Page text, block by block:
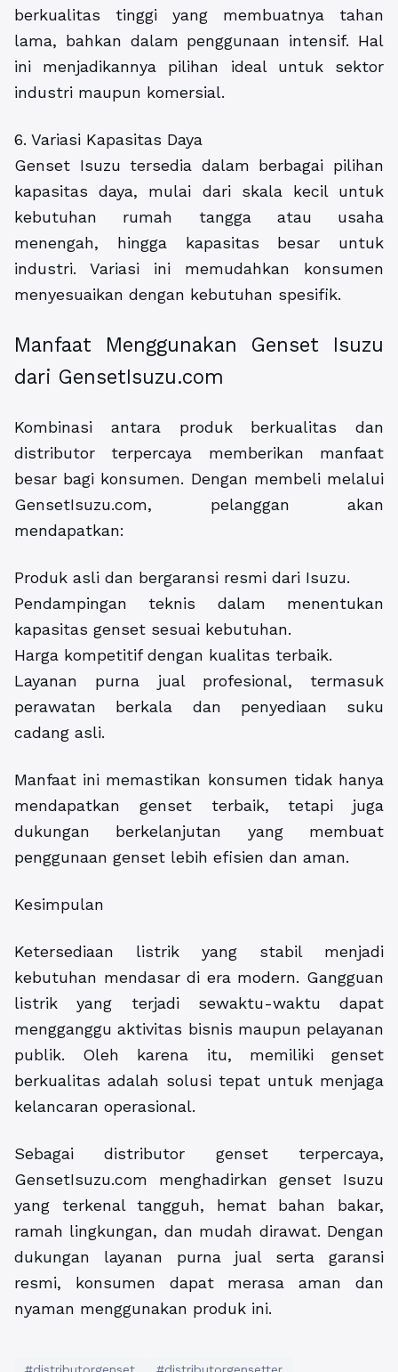
berkualitas tinggi yang membuatnya tahan
lama, bahkan dalam penggunaan intensif. Hal
ini menjadikannya pilihan ideal untuk sektor
industri maupun komersial.
6. Variasi Kapasitas Daya
Genset Isuzu tersedia dalam berbagai pilihan
kapasitas daya, mulai dari skala kecil untuk
kebutuhan rumah tangga atau usaha
menengah, hingga kapasitas besar untuk
industri. Variasi ini memudahkan konsumen
menyesuaikan dengan kebutuhan spesifik.
Manfaat Menggunakan Genset Isuzu
dari GensetIsuzu.com
Kombinasi antara produk berkualitas dan
distributor terpercaya memberikan manfaat
besar bagi konsumen. Dengan membeli melalui
GensetIsuzu.com, pelanggan akan
mendapatkan:
Produk asli dan bergaransi resmi dari Isuzu.
Pendampingan teknis dalam menentukan
kapasitas genset sesuai kebutuhan.
Harga kompetitif dengan kualitas terbaik.
Layanan purna jual profesional, termasuk
perawatan berkala dan penyediaan suku
cadang asli.
Manfaat ini memastikan konsumen tidak hanya
mendapatkan genset terbaik, tetapi juga
dukungan berkelanjutan yang membuat
penggunaan genset lebih efisien dan aman.
Kesimpulan
Ketersediaan listrik yang stabil menjadi
kebutuhan mendasar di era modern. Gangguan
listrik yang terjadi sewaktu-waktu dapat
mengganggu aktivitas bisnis maupun pelayanan
publik. Oleh karena itu, memiliki genset
berkualitas adalah solusi tepat untuk menjaga
kelancaran operasional.
Sebagai distributor genset terpercaya,
GensetIsuzu.com menghadirkan genset Isuzu
yang terkenal tangguh, hemat bahan bakar,
ramah lingkungan, dan mudah dirawat. Dengan
dukungan layanan purna jual serta garansi
resmi, konsumen dapat merasa aman dan
nyaman menggunakan produk ini.